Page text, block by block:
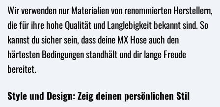
Wir verwenden nur Materialien von renommierten Herstellern,
die für ihre hohe Qualität und Langlebigkeit bekannt sind. So
kannst du sicher sein, dass deine MX Hose auch den
härtesten Bedingungen standhält und dir lange Freude
bereitet.
Style und Design: Zeig deinen persönlichen Stil